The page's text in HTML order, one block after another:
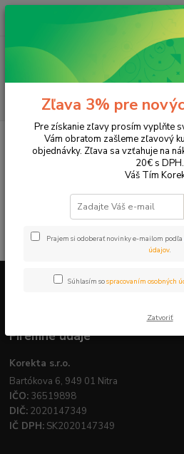
Tonery a náplne do tlačiarní
V tejto kategórii nebol nájdený
Firemné údaje
Korekta s.r.o.
Bartókova 6, 949 01 Nitra
IČO: 36519898
DIČ: 2020147349
IČ DPH: SK2020147349
Zľava 3% pre
Pre získanie zľavy prosím vyplňte
Vám obratom zašleme zľavový
objednávky. Zľava sa vzťahuje na
20€ s DPH.
Váš Tím
Prajem si odoberať novinky e-mailom podľa
údajov.
Súhlasím sospracovaním osobných
Zatvoriť